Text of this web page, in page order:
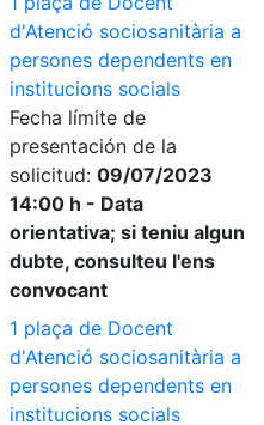
d'Atenció sociosanitària a
persones dependents en
institucions socials
Fecha límite de
presentación de la
solicitud: 09/07/2023
14:00 h - Data
orientativa; si teniu algun
dubte, consulteu l'ens
convocant
1 plaça de Docent
d'Atenció sociosanitària a
persones dependents en
institucions socials